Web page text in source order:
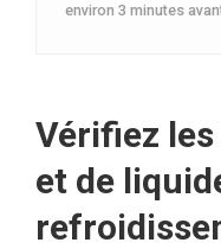
environ 3 minutes
Vérifiez les
et de